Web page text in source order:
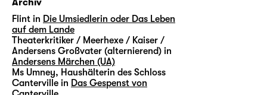
Archiv
Flint in Die Umsiedlerin oder Das Leben
auf dem Lande
Theaterkritiker / Meerhexe / Kaiser /
Andersens Großvater (alternierend) in
Andersens Märchen (UA)
Ms Umney, Haushälterin des Schloss
Canterville in Das Gespenst von